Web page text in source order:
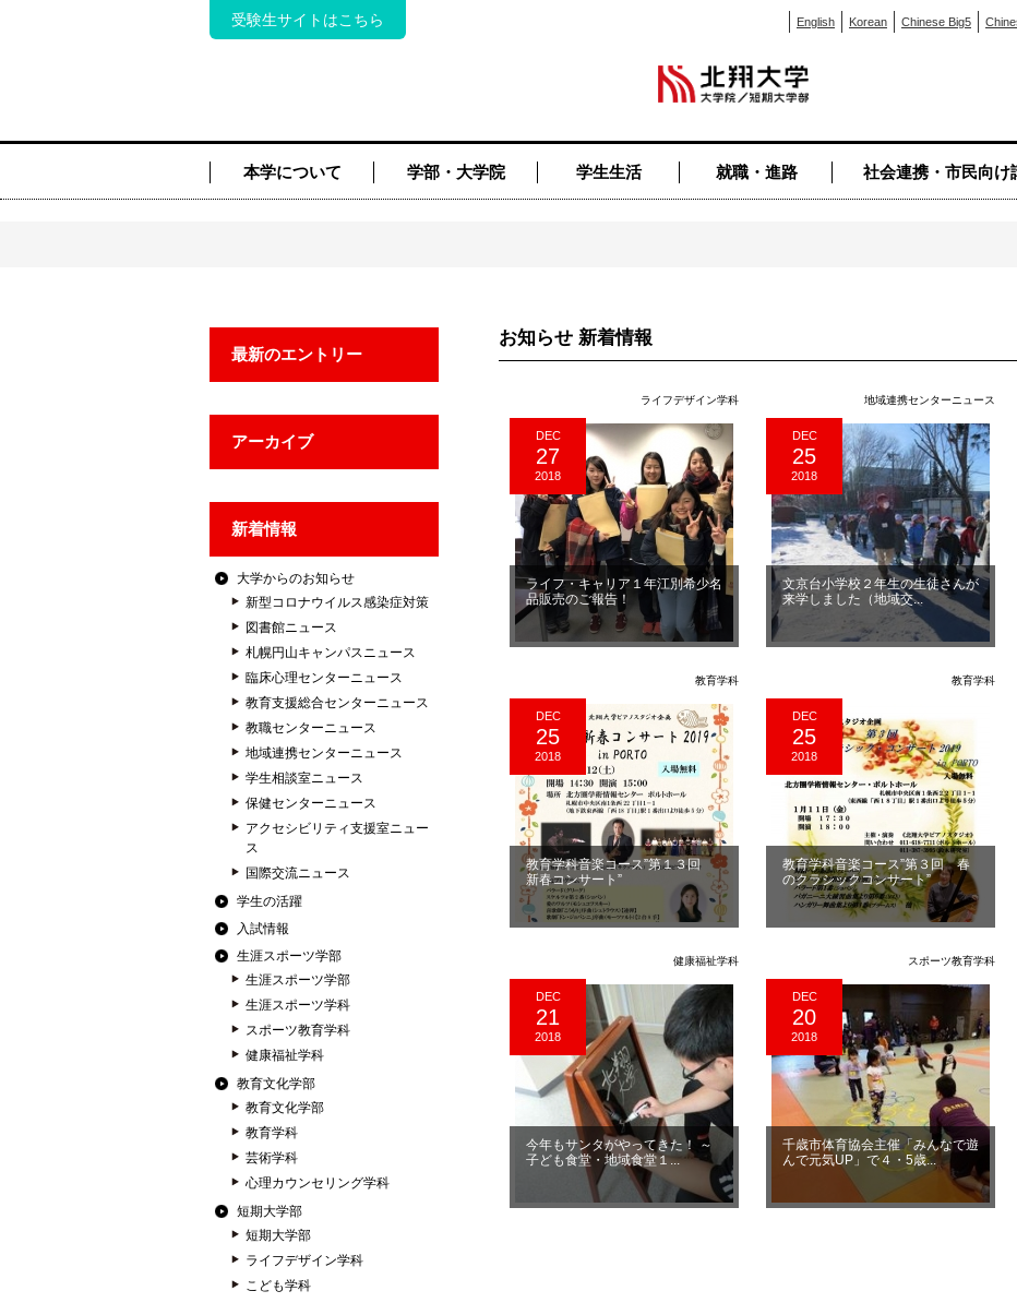
受験生サイトはこちら English Korean Chinese Big5
本学について 学部・大学院 学生生活 就職・進路 社会連携・市民向け
最新のエントリー
アーカイブ
新着情報
大学からのお知らせ
新型コロナウイルス感染症対策
図書館ニュース
札幌円山キャンパスニュース
臨床心理センターニュース
教育支援総合センターニュース
教職センターニュース
地域連携センターニュース
学生相談室ニュース
保健センターニュース
アクセシビリティ支援室ニュー
ス
国際交流ニュース
学生の活躍
入試情報
生涯スポーツ学部
生涯スポーツ学部
生涯スポーツ学科
スポーツ教育学科
健康福祉学科
教育文化学部
教育文化学部
教育学科
芸術学科
心理カウンセリング学科
短期大学部
短期大学部
ライフデザイン学科
こども学科
お知らせ 新着情報
ライフデザイン学科
DEC
27
2018
ライフ・キャリア１年江別希少名
品販売のご報告！
地域連携センターニュース
DEC
25
2018
文京台小学校２年生の生徒さんが
来学しました（地域交...
教育学科
DEC
25
2018
教育学科音楽コース”第１３回
新春コンサート”
教育学科
DEC
25
2018
教育学科音楽コース”第３回 春
のクラシックコンサート”
健康福祉学科
DEC
21
2018
今年もサンタがやってきた！ ～
子ども食堂・地域食堂１...
スポーツ教育学科
DEC
20
2018
千歳市体育協会主催「みんなで遊
んで元気UP」で４・5歳...